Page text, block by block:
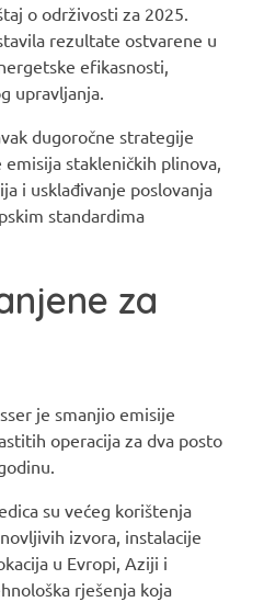
o održivosti za 2025.
rezultate ostvarene u
efikasnosti,
upravljanja.
dugoročne strategije
stakleničkih plinova,
i usklađivanje poslovanja
standardima
za
je smanjio emisije
operacija za dva posto
su većeg korištenja
izvora, instalacije
u Evropi, Aziji i
rješenja koja